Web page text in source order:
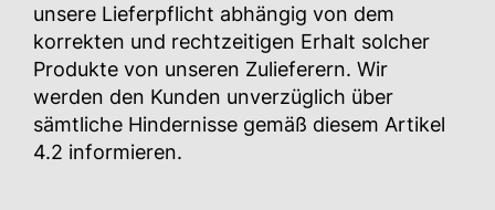
unsere Lieferpflicht abhängig von dem
korrekten und rechtzeitigen Erhalt solcher
Produkte von unseren Zulieferern. Wir
werden den Kunden unverzüglich über
sämtliche Hindernisse gemäß diesem Artikel
4.2 informieren.